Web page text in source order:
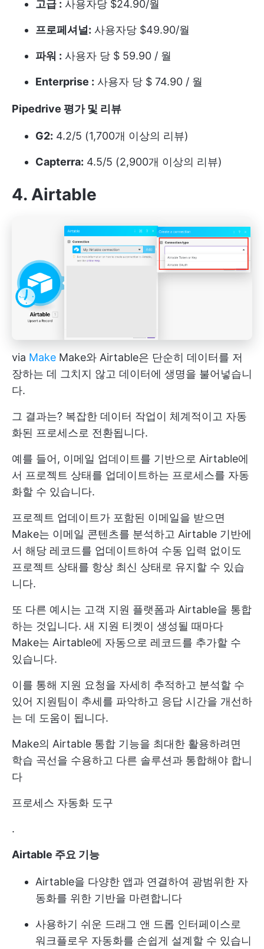
고급 : 사용자당 $24.90/월
프로페셔널: 사용자당 $49.90/월
파워 : 사용자 당 $ 59.90 / 월
Enterprise : 사용자 당 $ 74.90 / 월
Pipedrive 평가 및 리뷰
G2: 4.2/5 (1,700개 이상의 리뷰)
Capterra: 4.5/5 (2,900개 이상의 리뷰)
4. Airtable
via Make Make와 Airtable은 단순히 데이터를 저
장하는 데 그치지 않고 데이터에 생명을 불어넣습니
다.
그 결과는? 복잡한 데이터 작업이 체계적이고 자동
화된 프로세스로 전환됩니다.
예를 들어, 이메일 업데이트를 기반으로 Airtable에
서 프로젝트 상태를 업데이트하는 프로세스를 자동
화할 수 있습니다.
프로젝트 업데이트가 포함된 이메일을 받으면
Make는 이메일 콘텐츠를 분석하고 Airtable 기반에
서 해당 레코드를 업데이트하여 수동 입력 없이도
프로젝트 상태를 항상 최신 상태로 유지할 수 있습
니다.
또 다른 예시는 고객 지원 플랫폼과 Airtable을 통합
하는 것입니다. 새 지원 티켓이 생성될 때마다
Make는 Airtable에 자동으로 레코드를 추가할 수
있습니다.
이를 통해 지원 요청을 자세히 추적하고 분석할 수
있어 지원팀이 추세를 파악하고 응답 시간을 개선하
는 데 도움이 됩니다.
Make의 Airtable 통합 기능을 최대한 활용하려면
학습 곡선을 수용하고 다른 솔루션과 통합해야 합니
다
프로세스 자동화 도구
.
Airtable 주요 기능
Airtable을 다양한 앱과 연결하여 광범위한 자
동화를 위한 기반을 마련합니다
사용하기 쉬운 드래그 앤 드롭 인터페이스로
워크플로우 자동화를 손쉽게 설계할 수 있습니